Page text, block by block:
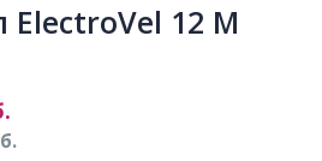
ElectroVel 12 M